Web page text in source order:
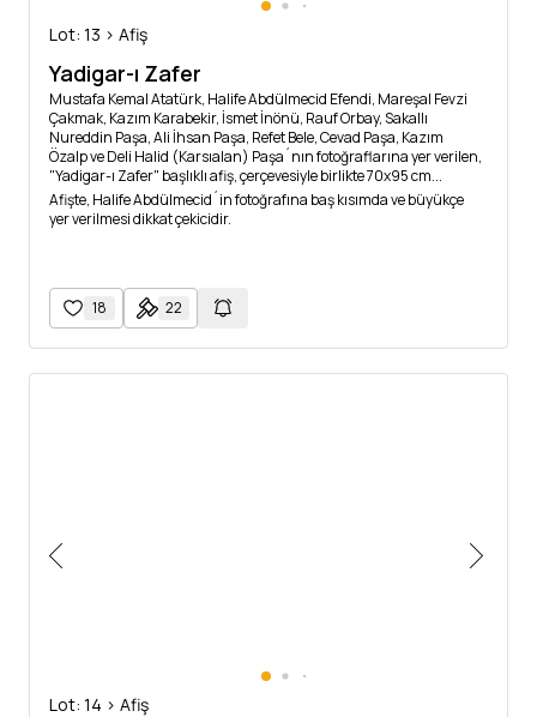
Lot: 13 > Afiş
Yadigar-ı Zafer
Mustafa Kemal Atatürk, Halife Abdülmecid Efendi, Mareşal Fevzi
Çakmak, Kazım Karabekir, İsmet İnönü, Rauf Orbay, Sakallı
Nureddin Paşa, Ali İhsan Paşa, Refet Bele, Cevad Paşa, Kazım
Özalp ve Deli Halid (Karsıalan) Paşa´nın fotoğraflarına yer verilen,
"Yadigar-ı Zafer" başlıklı afiş, çerçevesiyle birlikte 70x95 cm...
Afişte, Halife Abdülmecid´in fotoğrafına baş kısımda ve büyükçe
yer verilmesi dikkat çekicidir.
18 22
Lot: 14 > Afiş